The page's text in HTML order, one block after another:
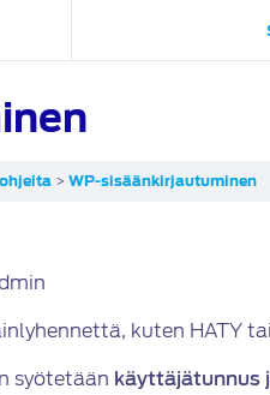
WP-sisäänkirjautuminen
kuten HATY tai
syötetään käyttäjätunnus